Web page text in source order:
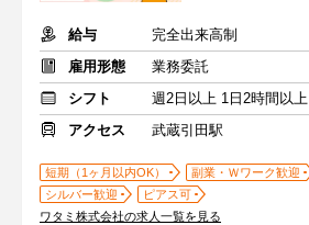
給与
完全出来高制
雇用形態
業務委託
シフト
週2日以上 1日2時間以上
アクセス
武蔵引田駅
短期（1ヶ月以内OK） 副業・Ｗワーク歓迎
シルバー歓迎
ピアス可
ワタミ株式会社の求人一覧を見る